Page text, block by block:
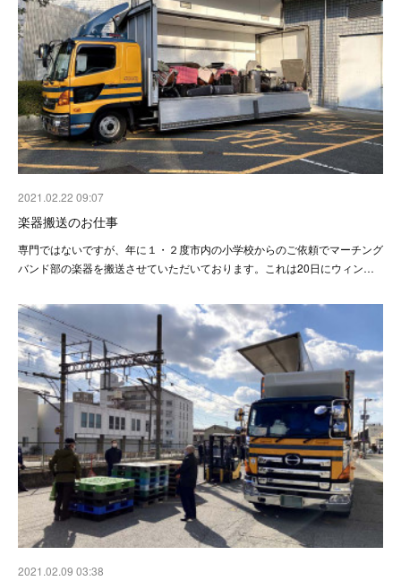
2021.02.22 09:07
楽器搬送のお仕事
専門ではないですが、年に１・２度市内の小学校からのご依頼でマーチング
バンド部の楽器を搬送させていただいております。これは20日にウィン…
2021.02.09 03:38